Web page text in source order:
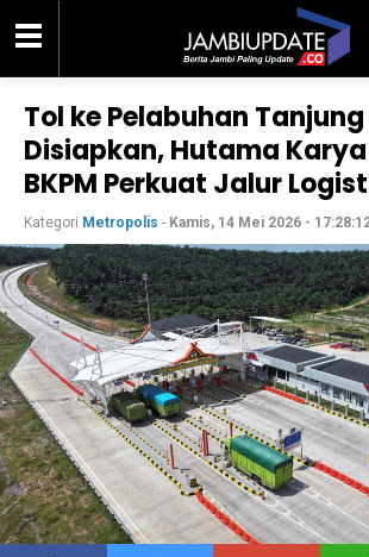
Tol ke Pelabuhan
Disiapkan, Hutama
BKPM Perkuat Jalur
Kategori Metropolis - Kamis, 14 Mei 2026 -